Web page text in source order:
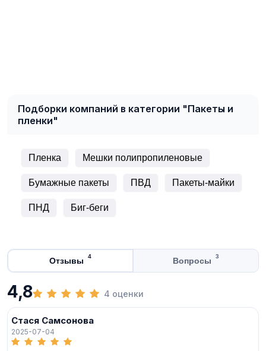
Подборки компаний в категории "Пакеты и
пленки"
Пленка Мешки полипропиленовые
Бумажные пакеты ПВД Пакеты-майки
ПНД Биг-беги
Отзывы 4 Вопросы 3
4,8 4 оценки
Стася Самсонова
2025-07-04